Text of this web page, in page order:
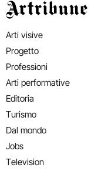
Artribune
Arti visive
Progetto
Professioni
Arti performative
Editoria
Turismo
Dal mondo
Jobs
Television